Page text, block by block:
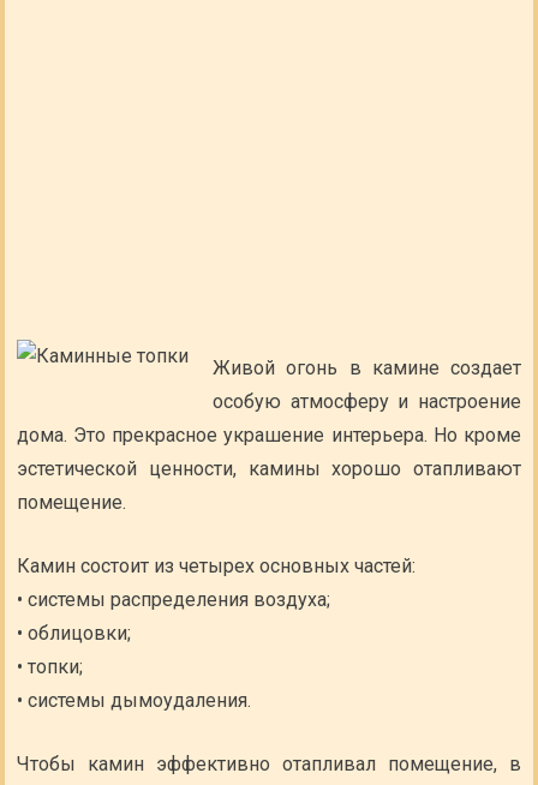
Живой огонь в камине создает
особую атмосферу и настроение
дома. Это прекрасное украшение интерьера. Но кроме
эстетической ценности, камины хорошо отапливают
помещение.
Камин состоит из четырех основных частей:
• системы распределения воздуха;
• облицовки;
• топки;
• системы дымоудаления.
Чтобы камин эффективно отапливал помещение, в